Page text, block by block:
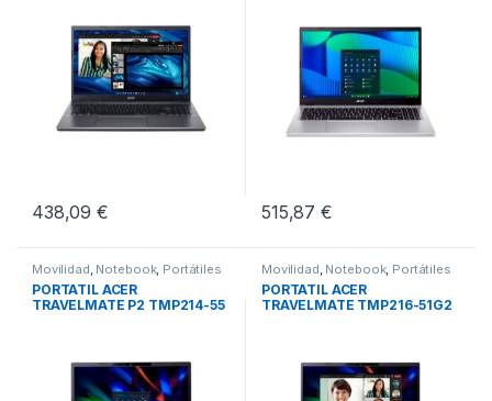
438,09€ 515,87€
Movilidad, Notebook, Portátiles
PORTATIL ACER
TRAVELMATE P2 TMP214-55
Movilidad, Notebook, Portátiles
PORTATIL ACER
TRAVELMATE TMP216-51G2